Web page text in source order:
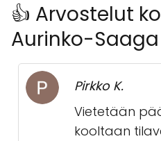
👍 Arvostelut
Aurinko-
Pirkko K.
Vietetään
kooltaan